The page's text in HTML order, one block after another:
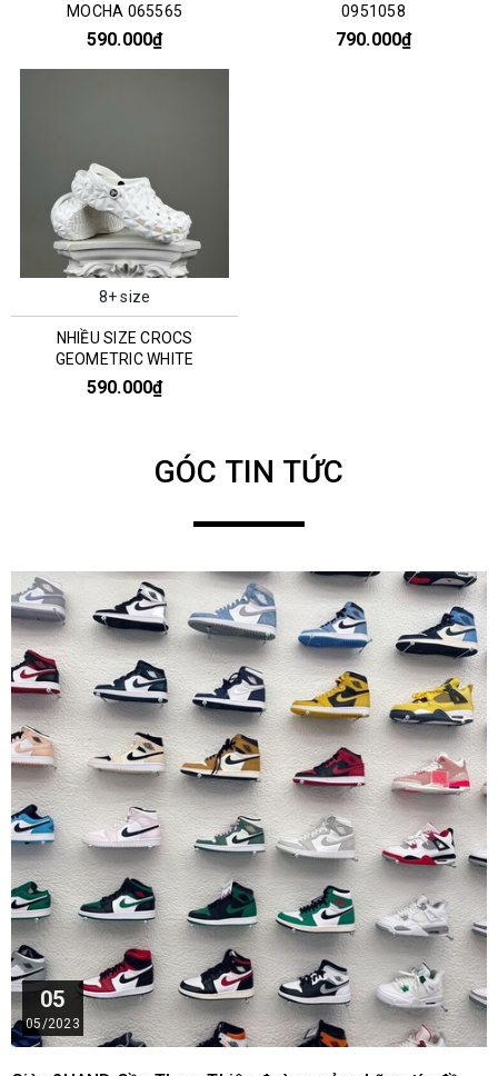
MOCHA 065565
590.000₫
0951058
790.000₫
8+ size
NHIỀU SIZE CROCS
GEOMETRIC WHITE
590.000₫
GÓC TIN TỨC
05
05/2023